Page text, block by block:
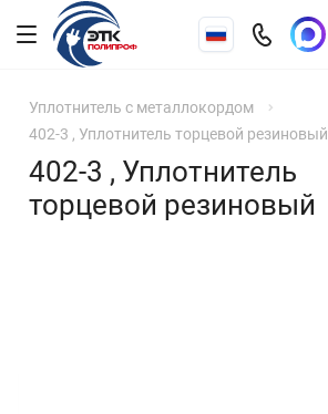
Уплотнитель с металлокордом
402-3 , Уплотнитель торцевой резиновый
402-3 , Уплотнитель
торцевой резиновый